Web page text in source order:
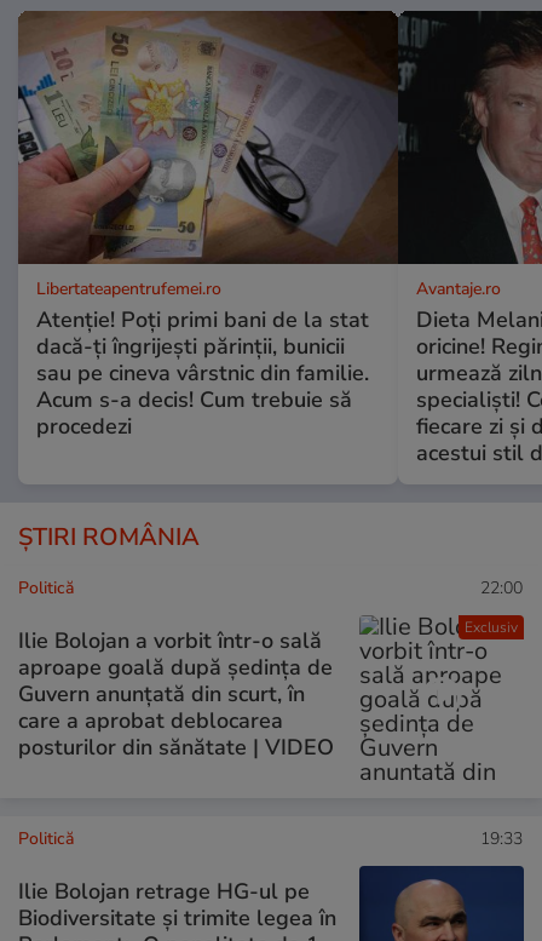
Libertateapentrufemei.ro
Atenție! Poți primi bani de la stat
dacă-ți îngrijești părinții, bunicii
sau pe cineva vârstnic din familie.
Acum s-a decis! Cum trebuie să
procedezi
Avantaje.ro
Dieta
oricine!
urmează
specialiști!
fiecare zi și
acestui stil
ȘTIRI ROMÂNIA
Exclusiv
Politică 22:00
Ilie Bolojan a vorbit într-o sală
aproape goală după ședința de
Guvern anunțată din scurt, în
care a aprobat deblocarea
posturilor din sănătate | VIDEO
Politică 19:33
Ilie Bolojan retrage HG-ul pe
Biodiversitate și trimite legea în